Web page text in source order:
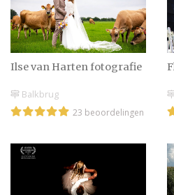
Ilse van Harten fotografie
Balkbrug
23 beoordelingen